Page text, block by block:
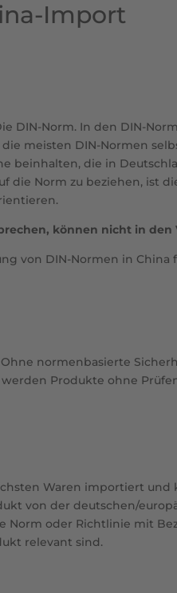
Import
DIN-Norm. In den DIN-
meisten DIN-Normen
beinhalten, die in
die Norm zu beziehen, ist
können nicht in den
von DIN-Normen in China
normenbasierte
Produkte ohne
Waren importiert und
von der deutschen/
Norm oder Richtlinie mit
relevant sind.